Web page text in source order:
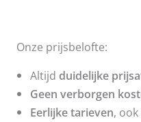
Onze prijsbelofte:
Altijd duidelijke
Geen verborgen
Eerlijke tarieven,